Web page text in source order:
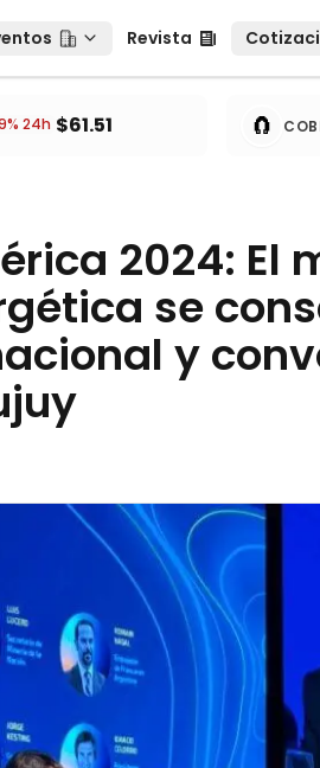
Revista
Revista
% 24h $61.51 🧲
2024: El
se
y